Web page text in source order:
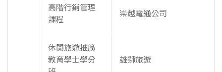
高階行銷管理
課程
崇越電通公司
休閒旅遊推廣
教育學士學分
雄獅旅遊